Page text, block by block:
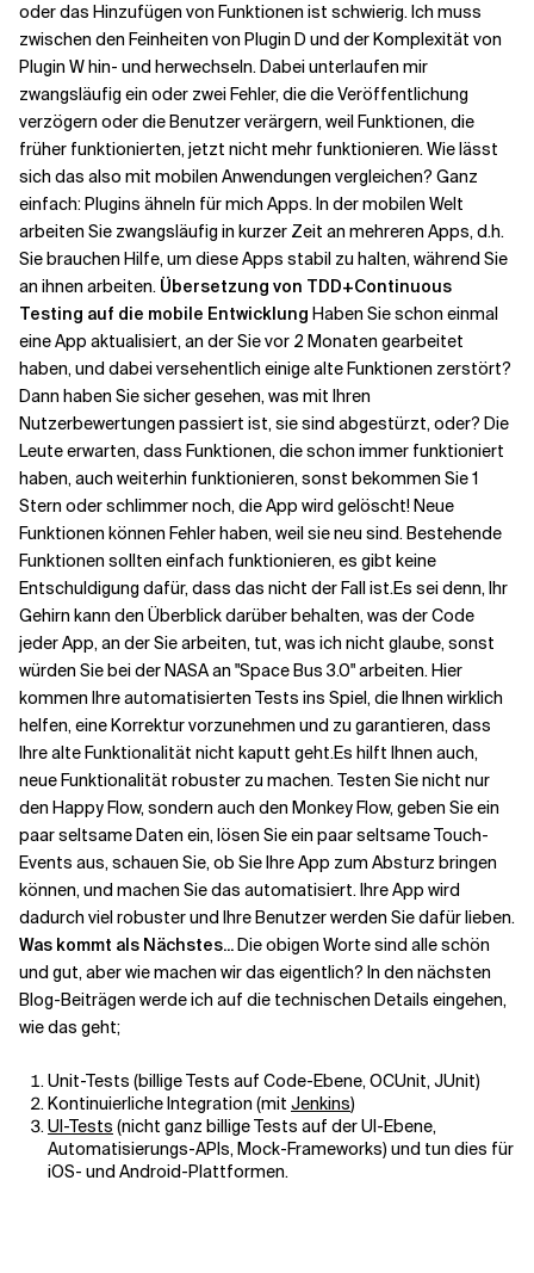
oder das Hinzufügen von Funktionen ist schwierig. Ich muss
zwischen den Feinheiten von Plugin D und der Komplexität von
Plugin W hin- und herwechseln. Dabei unterlaufen mir
zwangsläufig ein oder zwei Fehler, die die Veröffentlichung
verzögern oder die Benutzer verärgern, weil Funktionen, die
früher funktionierten, jetzt nicht mehr funktionieren. Wie lässt
sich das also mit mobilen Anwendungen vergleichen? Ganz
einfach: Plugins ähneln für mich Apps. In der mobilen Welt
arbeiten Sie zwangsläufig in kurzer Zeit an mehreren Apps, d.h.
Sie brauchen Hilfe, um diese Apps stabil zu halten, während Sie
an ihnen arbeiten. Übersetzung von TDD+Continuous
Testing auf die mobile Entwicklung Haben Sie schon einmal
eine App aktualisiert, an der Sie vor 2 Monaten gearbeitet
haben, und dabei versehentlich einige alte Funktionen zerstört?
Dann haben Sie sicher gesehen, was mit Ihren
Nutzerbewertungen passiert ist, sie sind abgestürzt, oder? Die
Leute erwarten, dass Funktionen, die schon immer funktioniert
haben, auch weiterhin funktionieren, sonst bekommen Sie 1
Stern oder schlimmer noch, die App wird gelöscht! Neue
Funktionen können Fehler haben, weil sie neu sind. Bestehende
Funktionen sollten einfach funktionieren, es gibt keine
Entschuldigung dafür, dass das nicht der Fall ist.Es sei denn, Ihr
Gehirn kann den Überblick darüber behalten, was der Code
jeder App, an der Sie arbeiten, tut, was ich nicht glaube, sonst
würden Sie bei der NASA an "Space Bus 3.0" arbeiten. Hier
kommen Ihre automatisierten Tests ins Spiel, die Ihnen wirklich
helfen, eine Korrektur vorzunehmen und zu garantieren, dass
Ihre alte Funktionalität nicht kaputt geht.Es hilft Ihnen auch,
neue Funktionalität robuster zu machen. Testen Sie nicht nur
den Happy Flow, sondern auch den Monkey Flow, geben Sie ein
paar seltsame Daten ein, lösen Sie ein paar seltsame Touch-
Events aus, schauen Sie, ob Sie Ihre App zum Absturz bringen
können, und machen Sie das automatisiert. Ihre App wird
dadurch viel robuster und Ihre Benutzer werden Sie dafür lieben.
Was kommt als Nächstes...Die obigen Worte sind alle schön
und gut, aber wie machen wir das eigentlich? In den nächsten
Blog-Beiträgen werde ich auf die technischen Details eingehen,
wie das geht;
Unit-Tests (billige Tests auf Code-Ebene, OCUnit, JUnit)
Kontinuierliche Integration (mit Jenkins)
UI-Tests (nicht ganz billige Tests auf der UI-Ebene,
Automatisierungs-APIs, Mock-Frameworks) und tun dies für
iOS- und Android-Plattformen.